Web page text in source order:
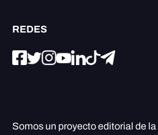
REDES
Somos un proyecto editorial de la